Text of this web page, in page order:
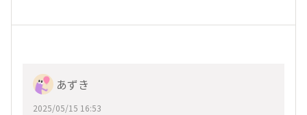
あずき
2025/05/15 16:53